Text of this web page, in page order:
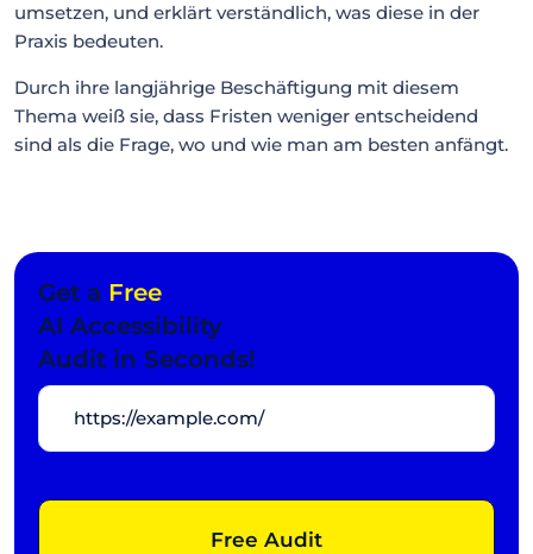
umsetzen, und erklärt verständlich, was diese in der
Praxis bedeuten.
Durch ihre langjährige Beschäftigung mit diesem
Thema weiß sie, dass Fristen weniger entscheidend
sind als die Frage, wo und wie man am besten anfängt.
Get a Free
AI Accessibility
Audit in Seconds!
Free Audit